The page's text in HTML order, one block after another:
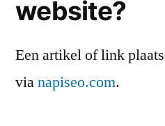
website?
Een artikel of link
vianapiseo.com.